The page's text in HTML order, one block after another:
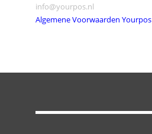
info@yourpos.nl
Algemene Voorwaarden Yourpos